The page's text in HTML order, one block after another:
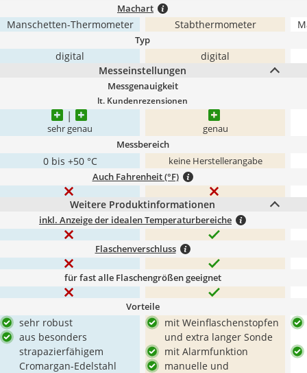
Machart
Manschetten-Thermometer Stabthermometer
Typ
digital
digital
Messeinstellungen
Messgenauigkeit
lt. Kundenrezensionen
sehr genau genau
Messbereich
0 bis +50 °C keine Herstellerangabe
Auch Fahrenheit (°F)
Weitere Produktinformationen
inkl. Anzeige der idealen Temperaturbereiche
Flaschenverschluss
für fast alle Flaschengrößen geeignet
Vorteile
sehr robust
aus besonders
strapazierfähigem
Cromargan-Edelstahl
mit Weinflaschenstopfen
und extra langer Sonde
mit Alarmfunktion
manuelle und